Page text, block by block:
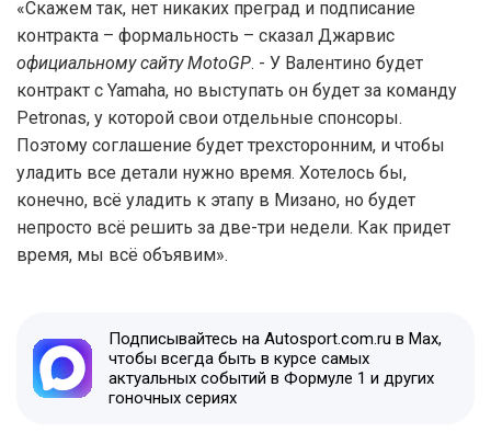
«Скажем так, нет никаких преград и подписание
контракта – формальность – сказал Джарвис
официальному сайту MotoGP. - У Валентино будет
контракт с Yamaha, но выступать он будет за команду
Petronas, у которой свои отдельные спонсоры.
Поэтому соглашение будет трехсторонним, и чтобы
уладить все детали нужно время. Хотелось бы,
конечно, всё уладить к этапу в Мизано, но будет
непросто всё решить за две-три недели. Как придет
время, мы всё объявим».
Подписывайтесь на Autosport.com.ru в Max,
чтобы всегда быть в курсе самых
актуальных событий в Формуле 1 и других
гоночных сериях